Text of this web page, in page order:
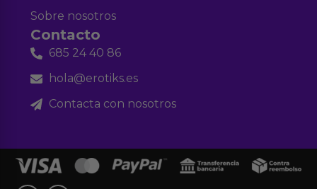
Sobre nosotros
Contacto
685 24 40 86
hola@erotiks.es
Contacta con nosotros